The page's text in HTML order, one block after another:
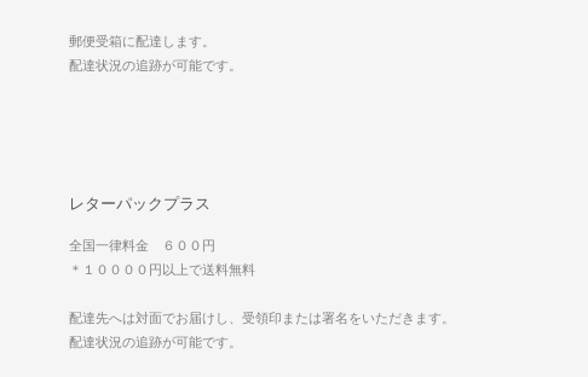
郵便受箱に配達します。
配達状況の追跡が可能です。
レターパックプラス
全国一律料金 ６００円
＊１００００円以上で送料無料
配達先へは対面でお届けし、受領印または署名をいただきます。
配達状況の追跡が可能です。